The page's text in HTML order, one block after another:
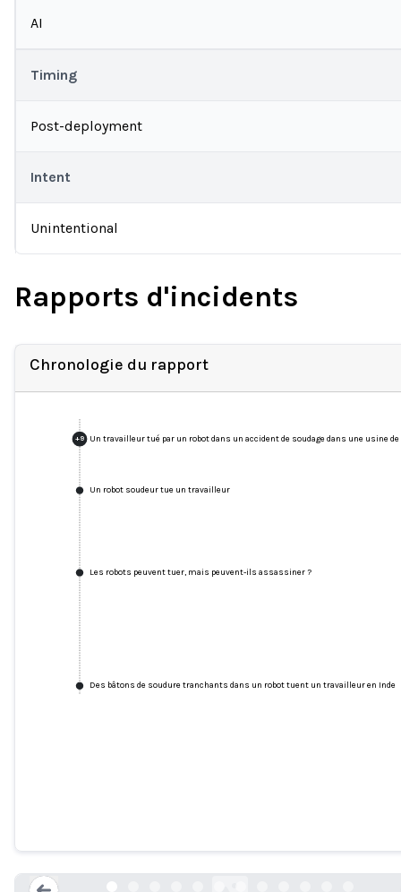
AI
Timing
Post-deployment
Intent
Unintentional
Rapports d'incidents
Chronologie du rapport
+9 Un travailleur tué par un robot dans un accident de soudage dans une usine
Un robot soudeur tue un travailleur
Les robots peuvent tuer, mais peuvent-ils assassiner ?
Des bâtons de soudure tranchants dans un robot tuent un travailleur en Inde